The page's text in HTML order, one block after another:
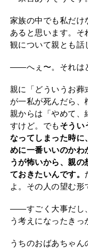
家族の中でも私だけ
あると思います。そ
観について親とも話
――へぇ〜。それは
親に「どういうお葬
が一私が死んだら、
親からは「やめて、
すけど。でも そうい
なってしまった時に
めに一番いいのかわ
うが怖いから、親の
ておきたいんです。
よ。その人の望む形
――すごく大事だし
う考えになったきっ
うちのおばあちゃ